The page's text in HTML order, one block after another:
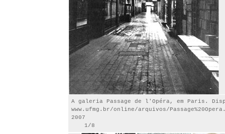
A galeria Passage de l'Opéra, em Paris.
www.ufmg.br/online/arquivos/
2007
1/8